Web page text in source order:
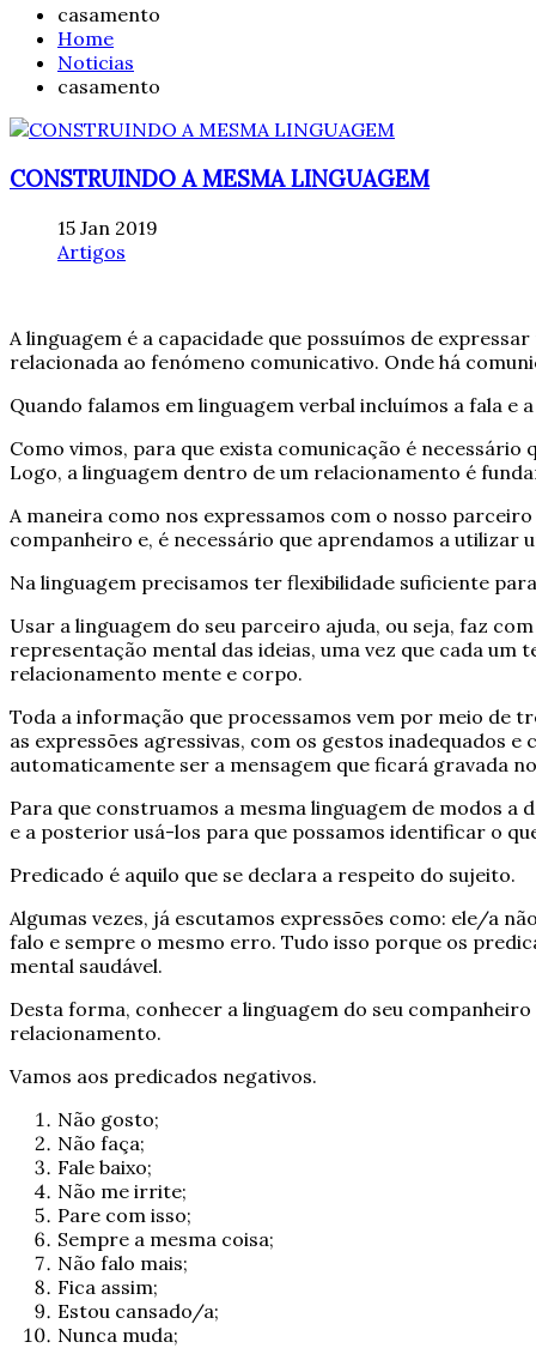
casamento
Home
Noticias
casamento
CONSTRUINDO A MESMA LINGUAGEM
15 Jan 2019
Artigos
A linguagem é a capacidade que possuímos de
relacionada ao fenómeno comunicativo. Onde há
Quando falamos em linguagem verbal incluímos a fala
Como vimos, para que exista comunicação é
Logo, a linguagem dentro de um relacionamento é
A maneira como nos expressamos com o nosso
companheiro e, é necessário que aprendamos a utilizar
Na linguagem precisamos ter flexibilidade suficiente
Usar a linguagem do seu parceiro ajuda, ou seja, faz
representação mental das ideias, uma vez que cada
relacionamento mente e corpo.
Toda a informação que processamos vem por meio de
as expressões agressivas, com os gestos inadequados
automaticamente ser a mensagem que ficará gravada
Para que construamos a mesma linguagem de modos a
e a posterior usá-los para que possamos identificar o
Predicado é aquilo que se declara a respeito do sujeito.
Algumas vezes, já escutamos expressões como: ele/a
falo e sempre o mesmo erro. Tudo isso porque os
mental saudável.
Desta forma, conhecer a linguagem do seu
relacionamento.
Vamos aos predicados negativos.
Não gosto;
Não faça;
Fale baixo;
Não me irrite;
Pare com isso;
Sempre a mesma coisa;
Não falo mais;
Fica assim;
Estou cansado/a;
Nunca muda;